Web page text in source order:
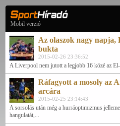
Mobil verzió
Az olaszok nagy napja,
bukta
2015-02-26 23:36:52
A Liverpool nem jutott a legjobb 16 közé az
Ráfagyott a mosoly az
arcára
2015-02-25 23:14:43
A sorsolás után még a hurráoptimizmus
hangulatát,...